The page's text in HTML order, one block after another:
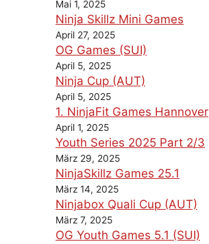
Mai 1, 2025
Ninja Skillz Mini Games
April 27, 2025
OG Games (SUI)
April 5, 2025
Ninja Cup (AUT)
April 5, 2025
1. NinjaFit Games Hannover
April 1, 2025
Youth Series 2025 Part 2/3
März 29, 2025
NinjaSkillz Games 25.1
März 14, 2025
Ninjabox Quali Cup (AUT)
März 7, 2025
OG Youth Games 5.1 (SUI)